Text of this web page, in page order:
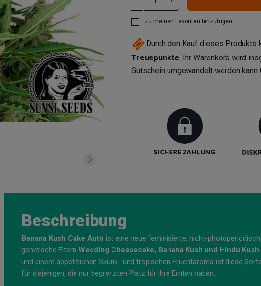
Zu meinen Favoriten hinzufügen
Durch den Kauf dieses Produkts
Treuepunkte. Ihr Warenkorb wird
Gutschein umgewandelt werden kann
Beschreibung
Banana Kush Cake Auto ist eine neue feminisierte, nicht-
genetische Eltern Wedding Cheesecake, Banana Kush und Hindu Kush
und einem appetitlichen Skunk- und tropischen Fruchtaroma ist diese
für diejenigen, die nur begrenzten Platz für ihre Ernten haben.